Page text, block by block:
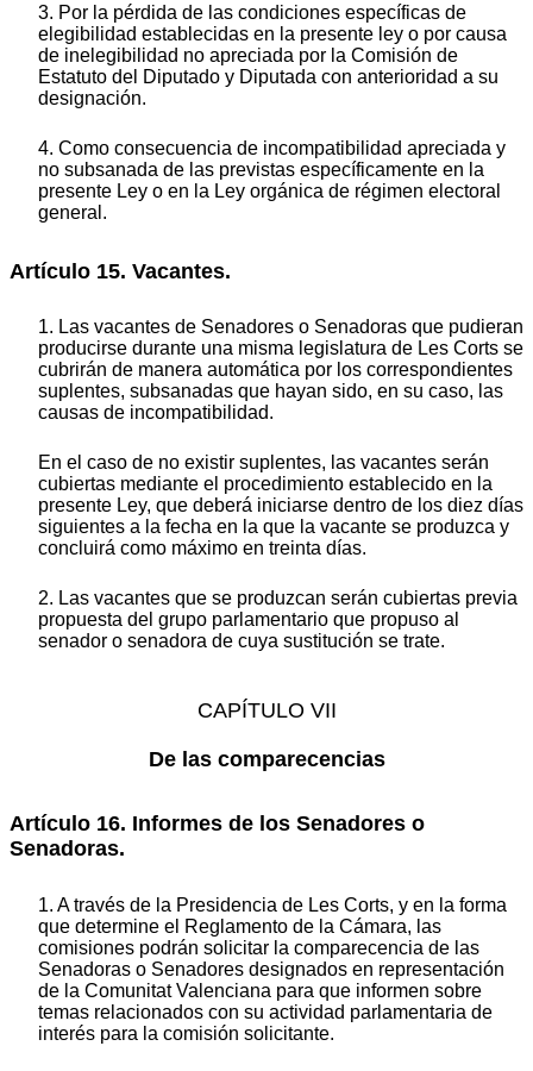
3. Por la pérdida de las condiciones específicas de
elegibilidad establecidas en la presente ley o por causa
de inelegibilidad no apreciada por la Comisión de
Estatuto del Diputado y Diputada con anterioridad a su
designación.
4. Como consecuencia de incompatibilidad apreciada y
no subsanada de las previstas específicamente en la
presente Ley o en la Ley orgánica de régimen electoral
general.
Artículo 15. Vacantes.
1. Las vacantes de Senadores o Senadoras que pudieran
producirse durante una misma legislatura de Les Corts se
cubrirán de manera automática por los correspondientes
suplentes, subsanadas que hayan sido, en su caso, las
causas de incompatibilidad.
En el caso de no existir suplentes, las vacantes serán
cubiertas mediante el procedimiento establecido en la
presente Ley, que deberá iniciarse dentro de los diez días
siguientes a la fecha en la que la vacante se produzca y
concluirá como máximo en treinta días.
2. Las vacantes que se produzcan serán cubiertas previa
propuesta del grupo parlamentario que propuso al
senador o senadora de cuya sustitución se trate.
CAPÍTULO VII
De las comparecencias
Artículo 16. Informes de los Senadores o
Senadoras.
1. A través de la Presidencia de Les Corts, y en la forma
que determine el Reglamento de la Cámara, las
comisiones podrán solicitar la comparecencia de las
Senadoras o Senadores designados en representación
de la Comunitat Valenciana para que informen sobre
temas relacionados con su actividad parlamentaria de
interés para la comisión solicitante.